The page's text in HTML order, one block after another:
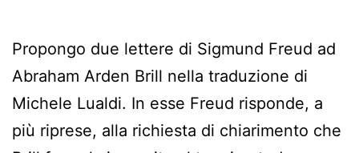
Propongo due lettere di Sigmund Freud ad
Abraham Arden Brill nella traduzione di
Michele Lualdi. In esse Freud risponde, a
più riprese, alla richiesta di chiarimento che